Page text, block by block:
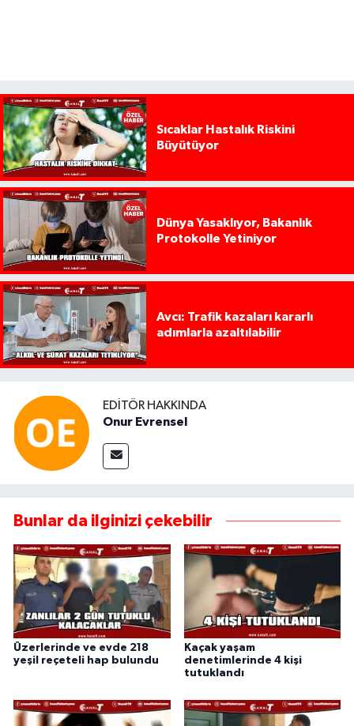
Sıcaklar Hastalık Riskini
Büyütüyor
Dünya Yasaklıyor, Bakanlık
Protokolle Yetiniyor
Avcı: Trafik kazaları kararlı
adımlarla azaltılabilir
EDITÖR HAKKINDA
Onur Evrensel
Bunlar da ilginizi çekebilir
Üzerlerinde ve evde 218
yeşil reçeteli hap bulundu
Kaçak yaşam
denetimlerinde 4 kişi
tutuklandı